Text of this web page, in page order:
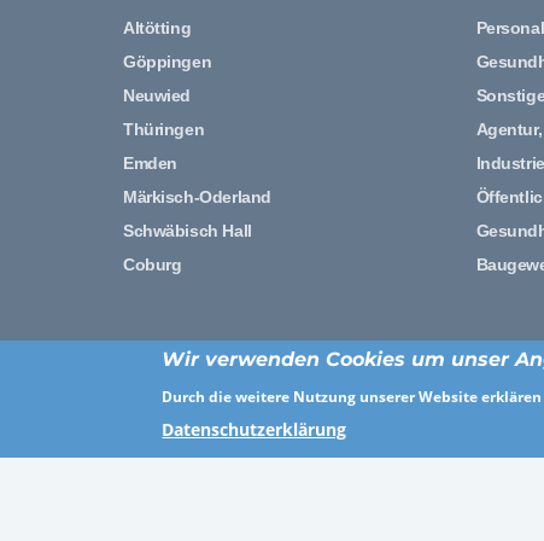
Altötting
Göppingen
Neuwied
Thüringen
Emden
Märkisch-Oderland
Schwäbisch Hall
Coburg
Wir verwenden Cookies um unser
Durch die weitere Nutzung unserer Website
Datenschutzerklärung